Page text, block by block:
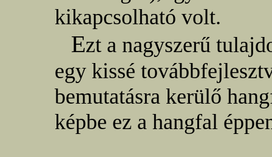
kikapcsolható volt.
Ezt a nagyszerű
egy kissé
bemutatásra kerülő
képbe ez a hangfal